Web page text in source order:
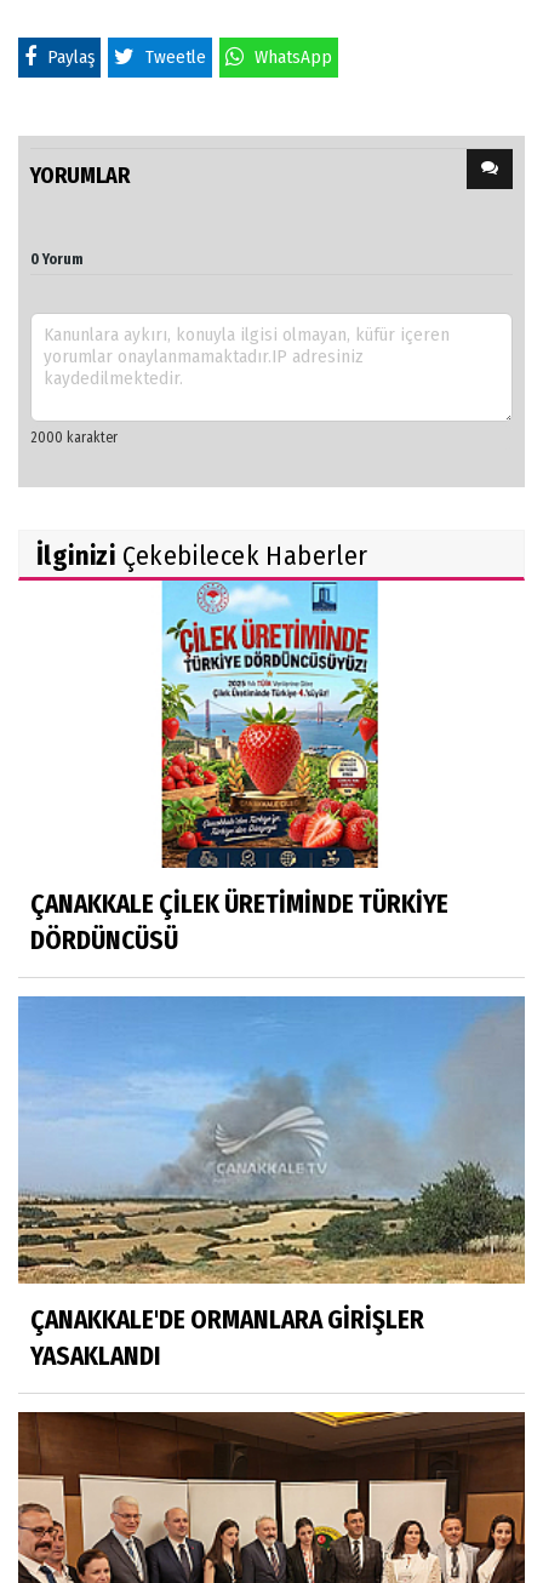
Paylaş Tweetle WhatsApp
YORUMLAR
0 Yorum
İlginizi Çekebilecek Haberler
ÇANAKKALE ÇİLEK ÜRETİMİNDE TÜRKİYE
DÖRDÜNCÜSÜ
ÇANAKKALE'DE ORMANLARA GİRİŞLER
YASAKLANDI